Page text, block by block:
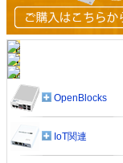
OpenBlocks
IoT関連